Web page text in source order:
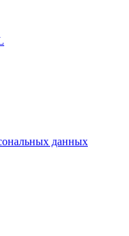
данных